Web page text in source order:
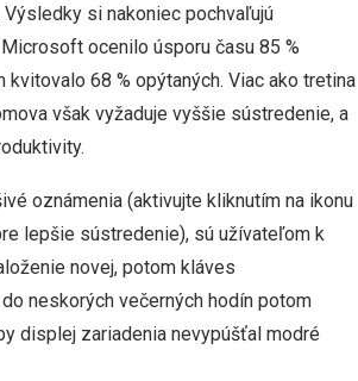
si nakoniec pochvaľujú
ocenilo úsporu času 85 %
68 % opýtaných. Viac ako tretina
však vyžaduje vyššie sústredenie, a
oznámenia (aktivujte kliknutím na ikonu
lepšie sústredenie), sú užívateľom k
novej, potom kláves
neskorých večerných hodín potom
displej zariadenia nevypúšťal modré